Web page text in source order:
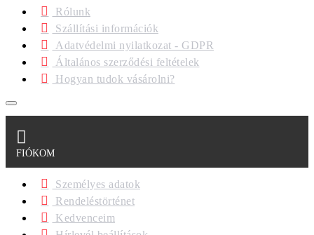
Rólunk
Szállítási információk
Adatvédelmi nyilatkozat - GDPR
Általános szerződési feltételek
Hogyan tudok vásárolni?
FIÓKOM
Személyes adatok
Rendeléstörténet
Kedvenceim